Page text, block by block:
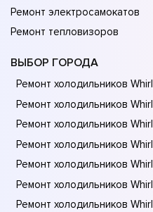
Ремонт электросамокатов
Ремонт тепловизоров
ВЫБОР ГОРОДА
Ремонт холодильников
Ремонт холодильников
Ремонт холодильников
Ремонт холодильников
Ремонт холодильников
Ремонт холодильников
Ремонт холодильников